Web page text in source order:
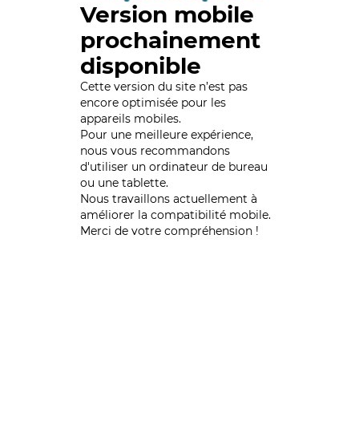
Version mobile
prochainement
disponible
Cette version du site n’est pas
encore optimisée pour les
appareils mobiles.
Pour une meilleure expérience,
nous vous recommandons
d'utiliser un ordinateur de bureau
ou une tablette.
Nous travaillons actuellement à
améliorer la compatibilité mobile.
Merci de votre compréhension !